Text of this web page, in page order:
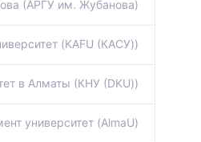
(АРГУ им. Жубанова)
(KAFU (КАСУ))
в Алматы (КНУ (DKU))
университет (AlmaU)